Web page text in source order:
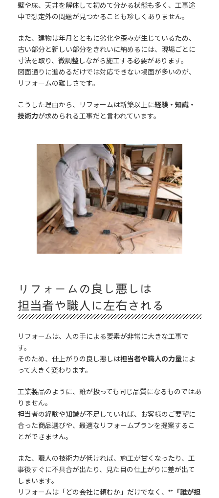
壁や床、天井を解体して初めて分かる状態も多く、工事途
中で想定外の問題が見つかることも珍しくありません。
また、建物は年月とともに劣化や歪みが生じているため、
古い部分と新しい部分をきれいに納めるには、現場ごとに
寸法を取り、微調整しながら施工する必要があります。
図面通りに進めるだけでは対応できない場面が多いのが、
リフォームの難しさです。
こうした理由から、リフォームは新築以上に経験・知識・
技術力が求められる工事だと言われています。
リフォームの良し悪しは
担当者や職人に左右される
リフォームは、人の手による要素が非常に大きな工事で
す。
そのため、仕上がりの良し悪しは担当者や職人の力量によ
って大きく変わります。
工業製品のように、誰が扱っても同じ品質になるものではあ
りません。
担当者の経験や知識が不足していれば、お客様のご要望に
合った商品選びや、最適なリフォームプランを提案するこ
とができません。
また、職人の技術力が低ければ、施工が甘くなったり、工
事後すぐに不具合が出たり、見た目の仕上がりに差が出て
しまいます。
リフォームは「どの会社に頼むか」だけでなく、 **「誰が担